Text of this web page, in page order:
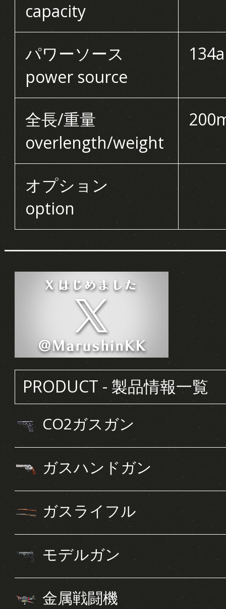
capacity
パワーソース
power source
全長/重量
overlength/weight
オプション
option
PRODUCT - 製品情報一覧
CO2ガスガン
ガスハンドガン
ガスライフル
モデルガン
金属戦闘機